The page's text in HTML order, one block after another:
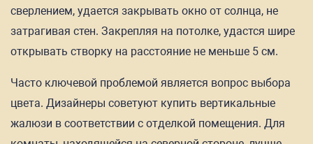
сверлением, удается закрывать окно от солнца, не
затрагивая стен. Закрепляя на потолке, удастся шире
открывать створку на расстояние не меньше 5 см.
Часто ключевой проблемой является вопрос выбора
цвета. Дизайнеры советуют купить вертикальные
жалюзи в соответствии с отделкой помещения. Для